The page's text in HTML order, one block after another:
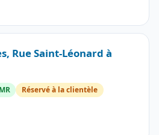
Rue Saint-Léonard à
Réservé à la clientèle